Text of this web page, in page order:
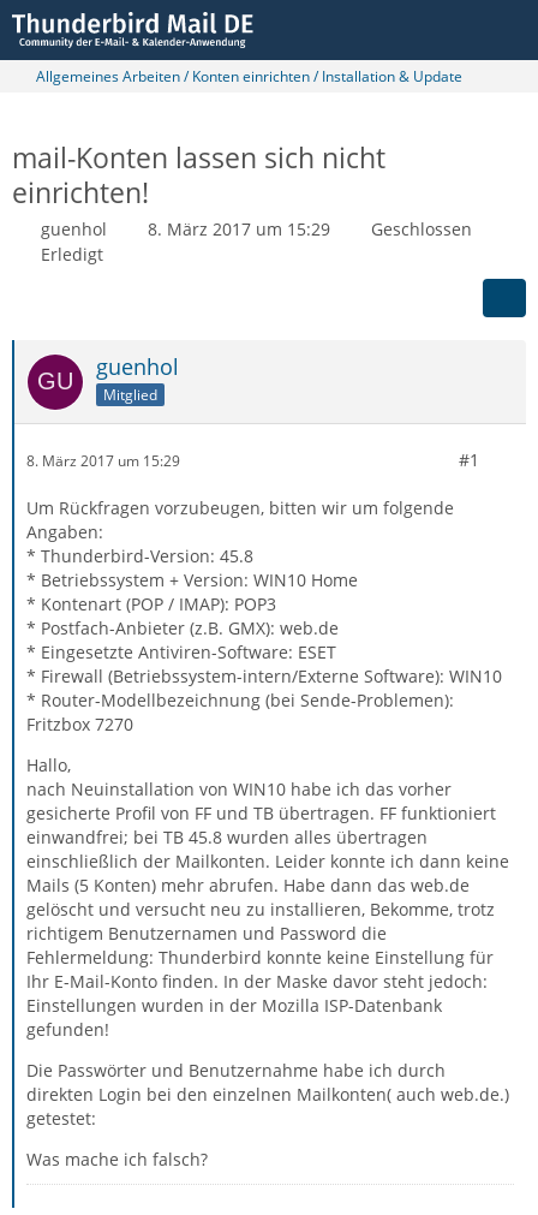
Allgemeines Arbeiten / Konten einrichten / Installation & Update
mail-Konten lassen sich nicht
einrichten!
guenhol 8. März 2017 um 15:29
Geschlossen
Erledigt
guenhol
Mitglied
8. März 2017 um 15:29 #1
Um Rückfragen vorzubeugen, bitten wir um folgende
Angaben:
* Thunderbird-Version: 45.8
* Betriebssystem + Version: WIN10 Home
* Kontenart (POP / IMAP): POP3
* Postfach-Anbieter (z.B. GMX): web.de
* Eingesetzte Antiviren-Software: ESET
* Firewall (Betriebssystem-intern/Externe Software): WIN10
* Router-Modellbezeichnung (bei Sende-Problemen):
Fritzbox 7270
Hallo,
nach Neuinstallation von WIN10 habe ich das vorher
gesicherte Profil von FF und TB übertragen. FF funktioniert
einwandfrei; bei TB 45.8 wurden alles übertragen
einschließlich der Mailkonten. Leider konnte ich dann keine
Mails (5 Konten) mehr abrufen. Habe dann das web.de
gelöscht und versucht neu zu installieren, Bekomme, trotz
richtigem Benutzernamen und Password die
Fehlermeldung: Thunderbird konnte keine Einstellung für
Ihr E-Mail-Konto finden. In der Maske davor steht jedoch:
Einstellungen wurden in der Mozilla ISP-Datenbank
gefunden!
Die Passwörter und Benutzernahme habe ich durch
direkten Login bei den einzelnen Mailkonten( auch web.de.)
getestet:
Was mache ich falsch?